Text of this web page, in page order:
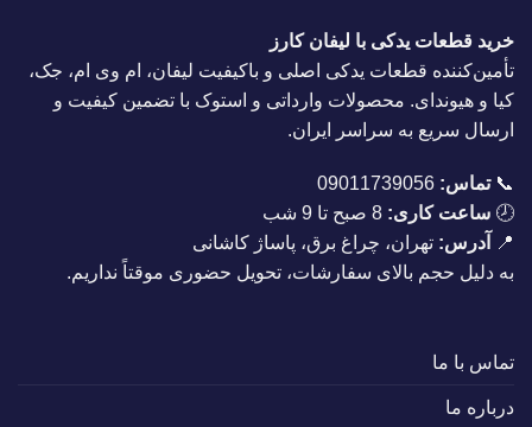
خرید قطعات یدکی با لیفان کارز
تأمین‌کننده قطعات یدکی اصلی و باکیفیت لیفان، ام وی ام، جک،
کیا و هیوندای. محصولات وارداتی و استوک با تضمین کیفیت و
ارسال سریع به سراسر ایران.
📞تماس: 09011739056
🕗 ساعت کاری:
📍
آدرس: تهران، چراغ برق، پاساژ کاشانی
به دلیل حجم بالای سفارشات، تحویل حضوری موقتاً نداریم.
تماس با ما
درباره ما